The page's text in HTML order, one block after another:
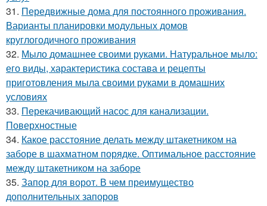
31. Передвижные дома для постоянного проживания.
Варианты планировки модульных домов
круглогодичного проживания
32. Мыло домашнее своими руками. Натуральное мыло:
его виды, характеристика состава и рецепты
приготовления мыла своими руками в домашних
условиях
33. Перекачивающий насос для канализации.
Поверхностные
34. Какое расстояние делать между штакетником на
заборе в шахматном порядке. Оптимальное расстояние
между штакетником на заборе
35. Запор для ворот. В чем преимущество
дополнительных запоров